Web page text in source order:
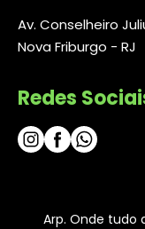
Av. Conselheiro
Nova Friburgo - RJ
Redes
Arp. Onde tudo